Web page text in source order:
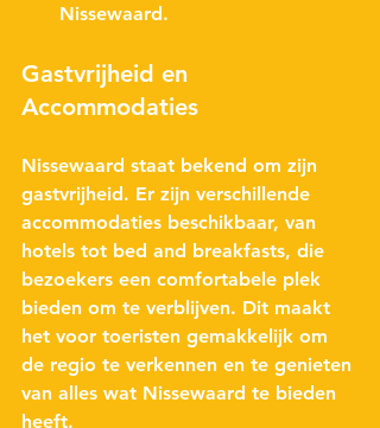
Nissewaard.
Gastvrijheid en
Accommodaties
Nissewaard staat bekend om zijn
gastvrijheid. Er zijn verschillende
accommodaties beschikbaar, van
hotels tot bed and breakfasts, die
bezoekers een comfortabele plek
bieden om te verblijven. Dit maakt
het voor toeristen gemakkelijk om
de regio te verkennen en te genieten
van alles wat Nissewaard te bieden
heeft.